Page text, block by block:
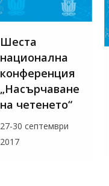
Шеста
национална
конференция
„Насърчаване
на четенето“
27-30 септември
2017